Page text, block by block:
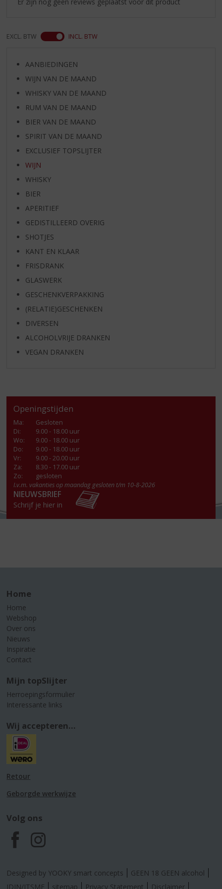
EXCL. BTW INCL. BTW
AANBIEDINGEN
WIJN VAN DE MAAND
WHISKY VAN DE MAAND
RUM VAN DE MAAND
BIER VAN DE MAAND
SPIRIT VAN DE MAAND
EXCLUSIEF TOPSLIJTER
WIJN
WHISKY
BIER
APERITIEF
GEDISTILLEERD OVERIG
SHOTJES
KANT EN KLAAR
FRISDRANK
GLASWERK
GESCHENKVERPAKKING
(RELATIE)GESCHENKEN
DIVERSEN
ALCOHOLVRIJE DRANKEN
VEGAN DRANKEN
Openingstijden
Ma:
Gesloten
Di:
9.00 - 18.00 uur
Wo:
9.00 - 18.00 uur
Do:
9.00 - 18.00 uur
Vr:
9.00 - 20.00 uur
Za:
8.30 - 17.00 uur
Zo:
gesloten
I.v.m. vakanties op maandag gesloten t/m 10-8-2026
NIEUWSBRIEF
Schrijf je hier in
Home
Home
Webshop
Over ons
Nieuws
Inspiratie
Contact
Mijn topSlijter
Herroepingsformulier
Interessante links
Wij accepteren...
Retour
Geborgde werkwijze
Volg ons
F
a
I
n
Designed by YOOKY smart concepts
GEEN 18 GEEN alcohol
IDIN/ITSME
sitemap Privacy Statement Disclaimer